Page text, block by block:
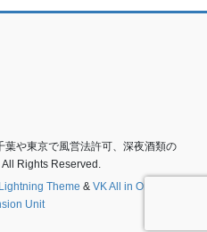
や東京で風営法許可、深夜酒類の
Rights Reserved.
Lightning Theme & VK All in One
Unit